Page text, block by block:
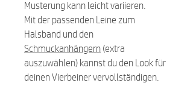
Musterung kann leicht variieren.
Mit der passenden Leine zum
Halsband und den
Schmuckanhängern (extra
auszuwählen) kannst du den Look für
deinen Vierbeiner vervollständigen.